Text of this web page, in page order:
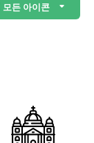
모든 아이콘